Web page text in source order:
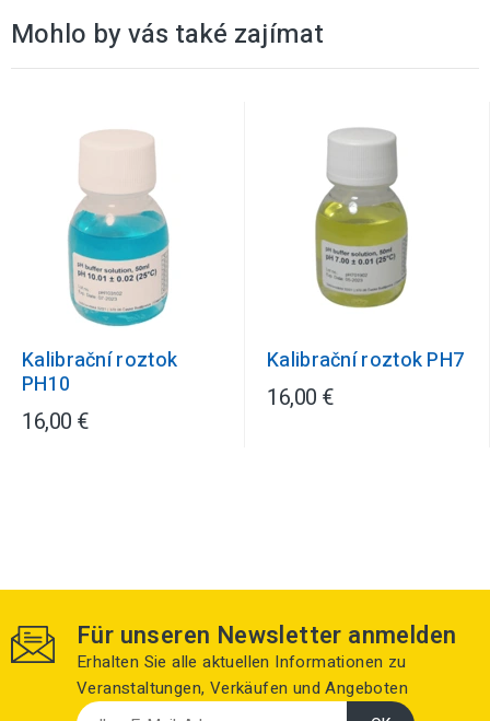
Mohlo by vás také zajímat
Kalibrační roztok
PH10
16,00 €
Kalibrační roztok PH7
16,00 €
Für unseren Newsletter anmelden
Erhalten Sie alle aktuellen Informationen zu
Veranstaltungen, Verkäufen und Angeboten